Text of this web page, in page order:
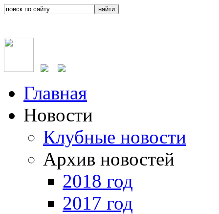
Главная
Новости
Клубные новости
Архив новостей
2018 год
2017 год